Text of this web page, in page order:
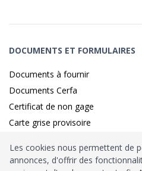
DOCUMENTS ET FORMULAIRES
Documents à fournir
Documents Cerfa
Certificat de non gage
Carte grise provisoire
Identité sécurisé parFrance
Les cookies nous permettent de
annonces, d'offrir des